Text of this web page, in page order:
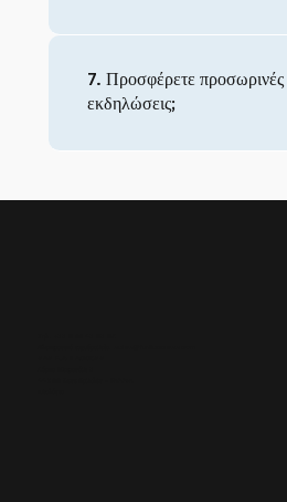
7. Προσφέρετε προσωρινές
εκδηλώσεις;